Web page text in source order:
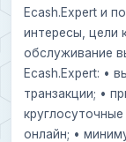
Ecash.Expert и
интересы, цели
обслуживание
Ecash.Expert: •
транзакции; •
онлайн; •